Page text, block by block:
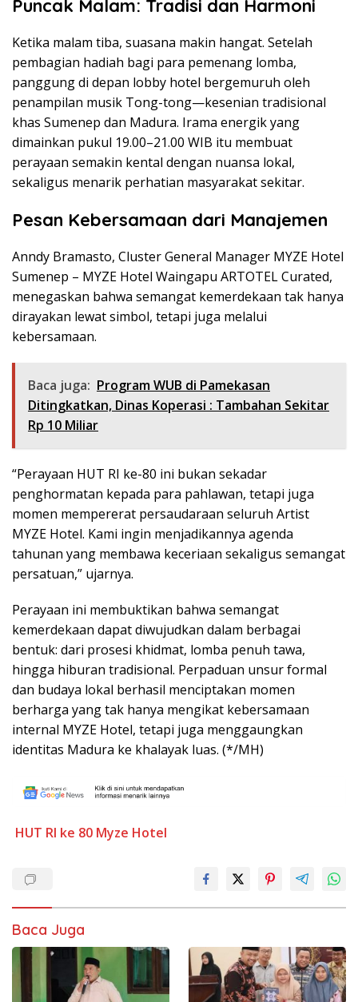
Puncak Malam: Tradisi dan Harmoni
Ketika malam tiba, suasana makin hangat. Setelah
pembagian hadiah bagi para pemenang lomba,
panggung di depan lobby hotel bergemuruh oleh
penampilan musik Tong-tong—kesenian tradisional
khas Sumenep dan Madura. Irama energik yang
dimainkan pukul 19.00–21.00 WIB itu membuat
perayaan semakin kental dengan nuansa lokal,
sekaligus menarik perhatian masyarakat sekitar.
Pesan Kebersamaan dari Manajemen
Anndy Bramasto, Cluster General Manager MYZE Hotel
Sumenep – MYZE Hotel Waingapu ARTOTEL Curated,
menegaskan bahwa semangat kemerdekaan tak hanya
dirayakan lewat simbol, tetapi juga melalui
kebersamaan.
Baca juga: Program WUB di Pamekasan
Ditingkatkan, Dinas Koperasi : Tambahan Sekitar
Rp 10 Miliar
“Perayaan HUT RI ke-80 ini bukan sekadar
penghormatan kepada para pahlawan, tetapi juga
momen mempererat persaudaraan seluruh Artist
MYZE Hotel. Kami ingin menjadikannya agenda
tahunan yang membawa keceriaan sekaligus semangat
persatuan,” ujarnya.
Perayaan ini membuktikan bahwa semangat
kemerdekaan dapat diwujudkan dalam berbagai
bentuk: dari prosesi khidmat, lomba penuh tawa,
hingga hiburan tradisional. Perpaduan unsur formal
dan budaya lokal berhasil menciptakan momen
berharga yang tak hanya mengikat kebersamaan
internal MYZE Hotel, tetapi juga menggaungkan
identitas Madura ke khalayak luas. (*/MH)
HUT RI ke 80 Myze Hotel
Baca Juga